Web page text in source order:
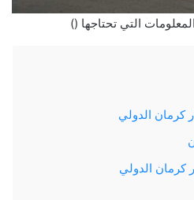
كرمان الدولي
كرمان الدولي